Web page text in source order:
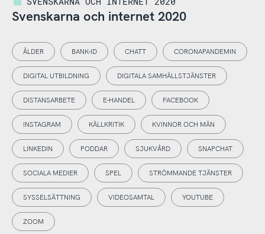
Svenskarna och internet 2020
ÅLDER BANK-ID CHATT CORONAPANDEMIN
DIGITAL UTBILDNING DIGITALA SAMHÄLLSTJÄNSTER
DISTANSARBETE E-HANDEL FACEBOOK
INSTAGRAM KÄLLKRITIK KVINNOR OCH MÄN
LINKEDIN PODDAR SJUKVÅRD SNAPCHAT
SOCIALA MEDIER SPEL STRÖMMANDE TJÄNSTER
SYSSELSÄTTNING VIDEOSAMTAL YOUTUBE
ZOOM